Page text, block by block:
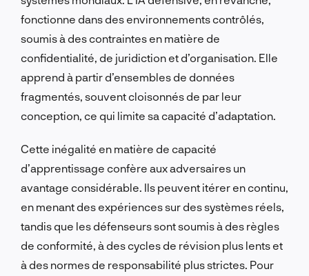
fonctionne dans des environnements contrôlés,
soumis à des contraintes en matière de
confidentialité, de juridiction et d’organisation. Elle
apprend à partir d’ensembles de données
fragmentés, souvent cloisonnés de par leur
conception, ce qui limite sa capacité d’adaptation.
Cette inégalité en matière de capacité
d’apprentissage confère aux adversaires un
avantage considérable. Ils peuvent itérer en continu,
en menant des expériences sur des systèmes réels,
tandis que les défenseurs sont soumis à des règles
de conformité, à des cycles de révision plus lents et
à des normes de responsabilité plus strictes. Pour